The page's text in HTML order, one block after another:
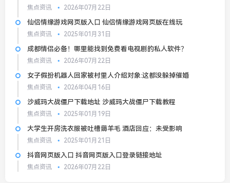
焦点资讯 2026年07月22日
仙侣情缘游戏网页版入口 仙侣情缘游戏网页版在线玩
焦点资讯 2025年01月31日
成都情侣必备！哪里能找到免费看电视剧的私人软件？
焦点资讯 2026年07月22日
女子假扮机器人回家被村里人介绍对象:这都没躲掉催婚
焦点资讯 2026年04月16日
沙威玛大战僵尸下载地址 沙威玛大战僵尸下载教程
焦点资讯 2025年01月19日
大学生开房洗衣服被吐槽薅羊毛 酒店回应：未受影响
焦点资讯 2025年01月21日
抖音网页版入口 抖音网页版入口登录链接地址
焦点资讯 2026年07月22日